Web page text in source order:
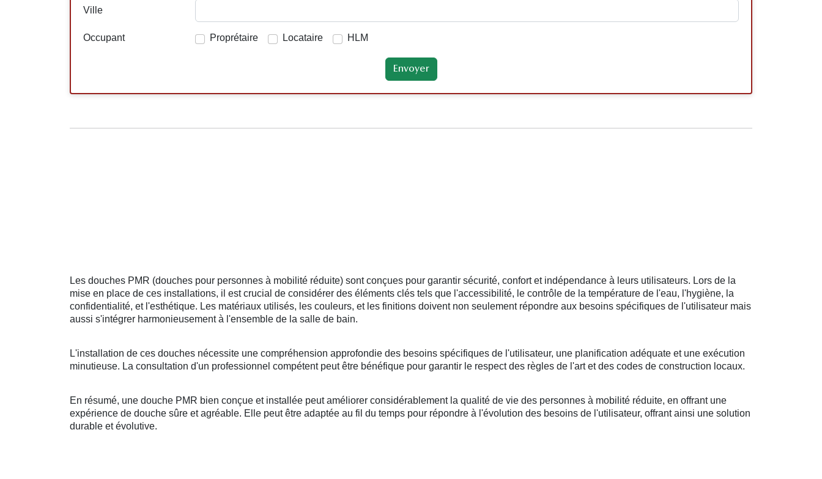
Ville
Occupant Proprétaire Locataire HLM
Les douches PMR (douches pour personnes à mobilité réduite) sont conçues pour garantir sécurité, confort et indépendance à leurs utilisateurs. Lors de la
mise en place de ces installations, il est crucial de considérer des éléments clés tels que l'accessibilité, le contrôle de la température de l'eau, l'hygiène, la
confidentialité, et l'esthétique. Les matériaux utilisés, les couleurs, et les finitions doivent non seulement répondre aux besoins spécifiques de l'utilisateur mais
aussi s'intégrer harmonieusement à l'ensemble de la salle de bain.
L'installation de ces douches nécessite une compréhension approfondie des besoins spécifiques de l'utilisateur, une planification adéquate et une exécution
minutieuse. La consultation d'un professionnel compétent peut être bénéfique pour garantir le respect des règles de l'art et des codes de construction locaux.
En résumé, une douche PMR bien conçue et installée peut améliorer considérablement la qualité de vie des personnes à mobilité réduite, en offrant une
expérience de douche sûre et agréable. Elle peut être adaptée au fil du temps pour répondre à l'évolution des besoins de l'utilisateur, offrant ainsi une solution
durable et évolutive.